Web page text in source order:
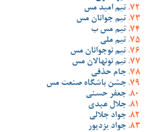
تیم امید مس
تیم جوانان مس
تیم مس ب
تیم ملی
تیم نوجوانان مس
تیم نونهالان مس
جام حذفی
جشن باشگاه صنعت مس
جعفر حسنی
جلال عبدی
جواد جلالی
جواد یزدپور